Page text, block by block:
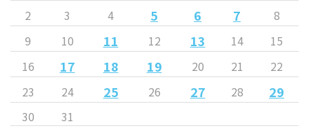
2
3 4 5 6 7
8
9
10 11 12 13 14
15
16
17 18 19 20 21
22
23
24 25 26 27 28 29
30 31